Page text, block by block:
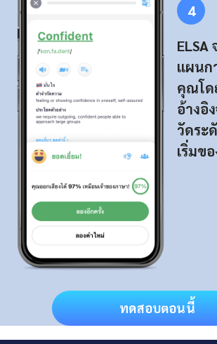
4
แผนก
คุณโด
อ้างอิ
วัดระ
เริ่มข
ทดสอบตอนนี้